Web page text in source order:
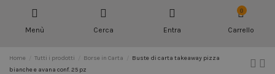
Menù Cerca Entra
0
Carrello
Home Tutti i prodotti Borse in Carta
Buste di carta takeaway pizza
bianche e avana conf. 25 pz